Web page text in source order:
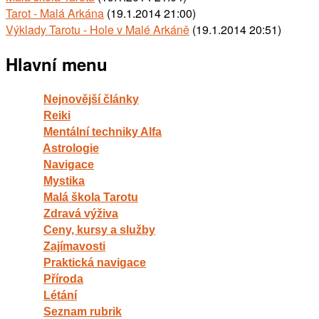
Tarot - Malá Arkána (19.1.2014 21:00)
Výklady Tarotu - Hole v Malé Arkáně (19.1.2014 20:51)
Hlavní menu
Nejnovější články
Reiki
Mentální techniky Alfa
Astrologie
Navigace
Mystika
Malá škola Tarotu
Zdravá výživa
Ceny, kursy a služby
Zajímavosti
Praktická navigace
Příroda
Létání
Seznam rubrik